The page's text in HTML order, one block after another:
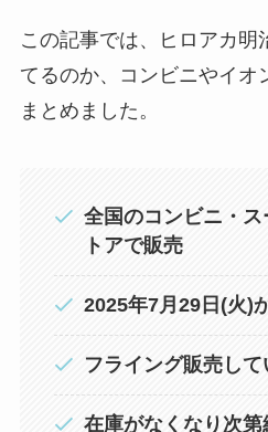
この記事では、ヒロアカ明
てるのか、コンビニやイオ
まとめました。
全国のコンビニ・
トアで販売
2025年7月29日(火)
フライング販売して
在庫がなくなり次